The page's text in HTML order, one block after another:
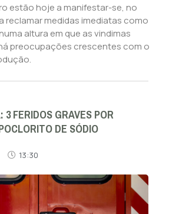
estão hoje a manifestar-se, no
reclamar medidas imediatas como
altura em que as vindimas
preocupações crescentes com o
FERIDOS GRAVES POR
DE SÓDIO
13:30